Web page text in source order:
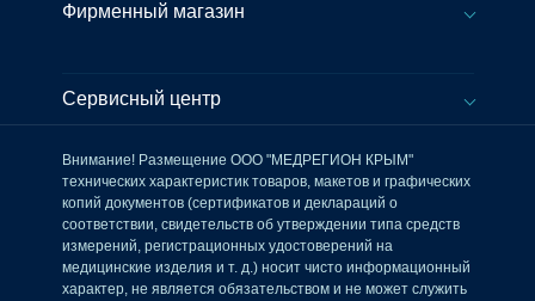
Фирменный магазин
Сервисный центр
Внимание! Размещение ООО "МЕДРЕГИОН КРЫМ"
технических характеристик товаров, макетов и графических
копий документов (сертификатов и деклараций о
соответствии, свидетельств об утверждении типа средств
измерений, регистрационных удостоверений на
медицинские изделия и т. д.) носит чисто информационный
характер, не является обязательством и не может служить